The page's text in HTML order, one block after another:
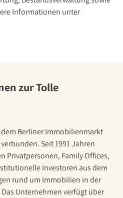
Informationen unter
zur Tolle
Berliner Immobilienmarkt
Seit 1991 Jahren
Privatpersonen, Family Offices,
Investoren aus dem
rund um Immobilien in der
Unternehmen verfügt über